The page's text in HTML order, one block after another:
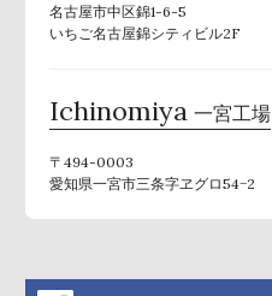
名古屋市中区錦1-6-5
いちご名古屋錦シティビル2F
Ichinomiya 一宮工場
〒494-0003
愛知県一宮市三条字ヱグロ54−2